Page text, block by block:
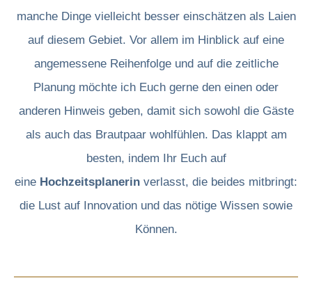
manche Dinge vielleicht besser einschätzen als Laien
auf diesem Gebiet. Vor allem im Hinblick auf eine
angemessene Reihenfolge und auf die zeitliche
Planung möchte ich Euch gerne den einen oder
anderen Hinweis geben, damit sich sowohl die Gäste
als auch das Brautpaar wohlfühlen. Das klappt am
besten, indem Ihr Euch auf
eine Hochzeitsplanerin verlasst, die beides mitbringt:
die Lust auf Innovation und das nötige Wissen sowie
Können.